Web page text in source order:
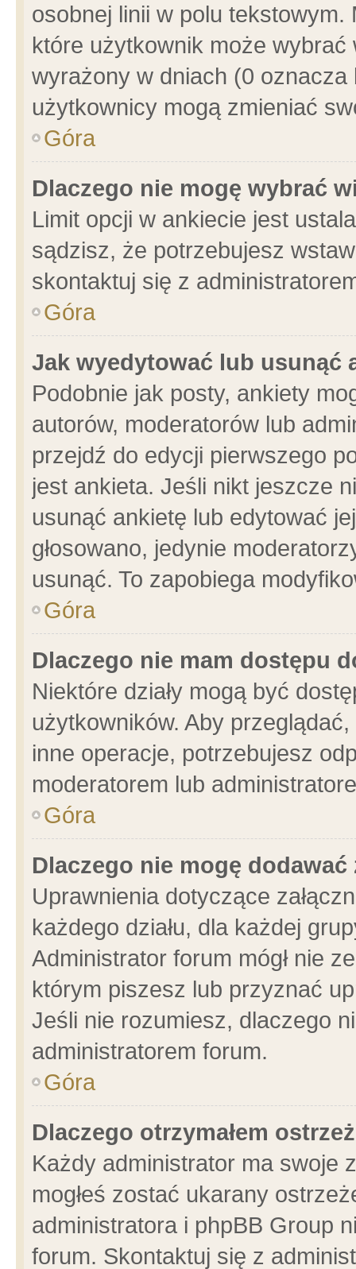
osobnej linii w polu
które użytkownik może
wyrażony w dniach (0
użytkownicy mogą zmieniać
Góra
Dlaczego nie mogę wybrać
Limit opcji w ankiecie jest
sądzisz, że potrzebujesz
skontaktuj się z
Góra
Jak wyedytować lub usunąć
Podobnie jak posty, ankiety
autorów, moderatorów lub
przejdź do edycji pierwszego
jest ankieta. Jeśli nikt jeszcze
usunąć ankietę lub edytować
głosowano, jedynie
usunąć. To zapobiega
Góra
Dlaczego nie mam dostępu
Niektóre działy mogą być
użytkowników. Aby
inne operacje, potrzebujesz
moderatorem lub
Góra
Dlaczego nie mogę dodawać
Uprawnienia dotyczące
każdego działu, dla każdej
Administrator forum mógł nie
którym piszesz lub przyznać
Jeśli nie rozumiesz, dlaczego
administratorem forum.
Góra
Dlaczego otrzymałem
Każdy administrator ma swoje
mogłeś zostać ukarany
administratora i phpBB Group
forum. Skontaktuj się z